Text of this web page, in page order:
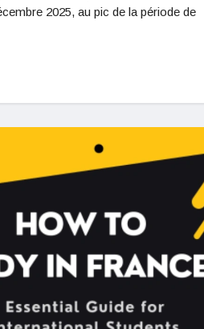
2025, au pic de la période de